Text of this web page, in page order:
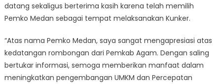
datang sekaligus berterima kasih karena telah memilih
Pemko Medan sebagai tempat melaksanakan Kunker.
“Atas nama Pemko Medan, saya sangat mengapresiasi atas
kedatangan rombongan dari Pemkab Agam. Dengan saling
bertukar informasi, semoga memberikan manfaat dalam
meningkatkan pengembangan UMKM dan Percepatan